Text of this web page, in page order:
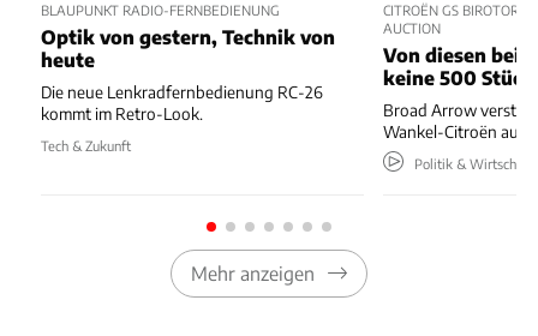
BLAUPUNKT RADIO-FERNBEDIENUNG
Optik von gestern, Technik von
heute
Die neue Lenkradfernbedienung RC-26
kommt im Retro-Look.
Tech & Zukunft
CITROËN GS BIROTOR
AUCTION
Von diesen
keine 500 Stück
Broad Arrow
Wankel-Citroën aus
Politik & Wirtschaft
Mehr anzeigen